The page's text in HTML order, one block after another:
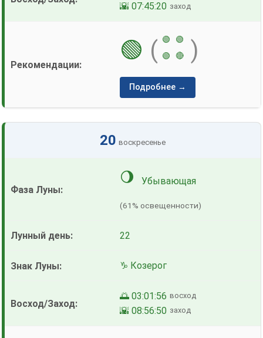
🌇 07:45:20 заход
🟢 ( 🟢
🟢
🟢
🔴 )
Подробнее →
20 воскресенье
🌖 Убывающая
(61% освещенности)
22
♑ Козерог
🌅 03:01:56 восход
🌇 08:56:50 заход